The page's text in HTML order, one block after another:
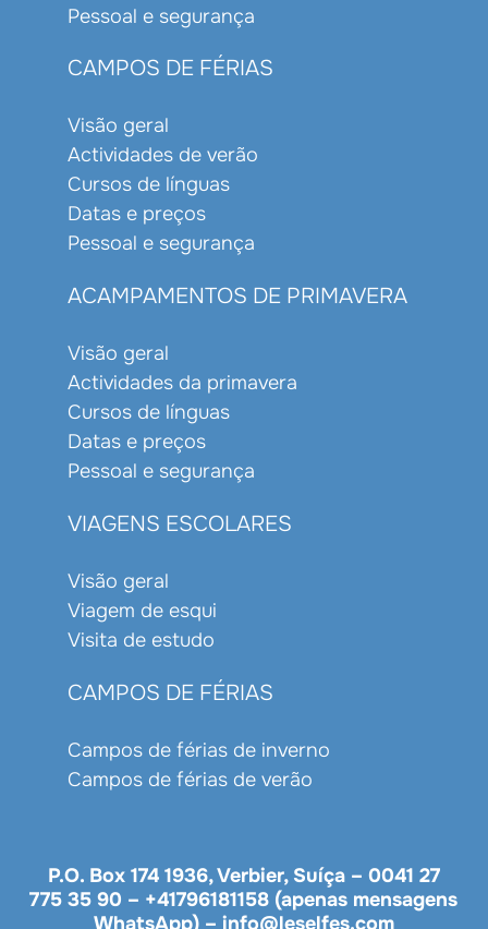
Pessoal e segurança
CAMPOS DE FÉRIAS
Visão geral
Actividades de verão
Cursos de línguas
Datas e preços
Pessoal e segurança
ACAMPAMENTOS DE PRIMAVERA
Visão geral
Actividades da primavera
Cursos de línguas
Datas e preços
Pessoal e segurança
VIAGENS ESCOLARES
Visão geral
Viagem de esqui
Visita de estudo
CAMPOS DE FÉRIAS
Campos de férias de inverno
Campos de férias de verão
P.O. Box 174 1936, Verbier, Suíça – 0041 27
775 35 90 – +41796181158 (apenas mensagens
WhatsApp)– info@leselfes.com